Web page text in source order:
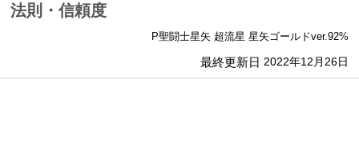
法則・信頼度
P聖闘士星矢 超流星 星矢ゴールドver.92%
最終更新日 2022年12月26日